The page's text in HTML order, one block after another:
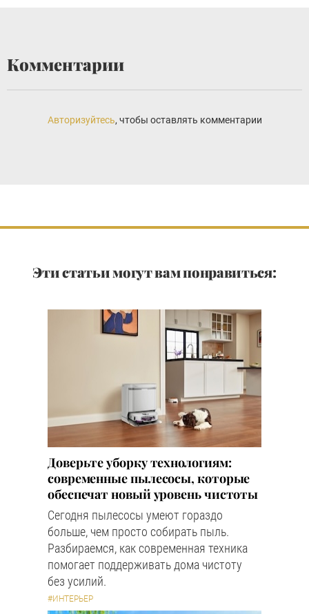
Комментарии
Авторизуйтесь, чтобы оставлять комментарии
Эти статьи могут вам понравиться:
Доверьте уборку технологиям:
современные пылесосы, которые
обеспечат новый уровень чистоты
Сегодня пылесосы умеют гораздо
больше, чем просто собирать пыль.
Разбираемся, как современная техника
помогает поддерживать дома чистоту
без усилий.
#ИНТЕРЬЕР